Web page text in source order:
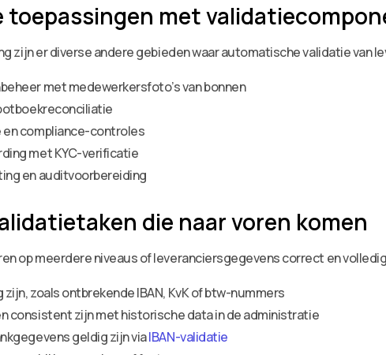
toepassingen met
zijn er diverse andere gebieden waar automatische validatie van
met medewerkersfoto’s van bonnen
compliance-controles
met KYC-verificatie
en auditvoorbereiding
die naar voren komen
op meerdere niveaus of leveranciersgegevens correct en
zoals ontbrekende IBAN, KvK of btw-nummers
consistent zijn met historische data in de administratie
geldig zijn viaIBAN-validatie